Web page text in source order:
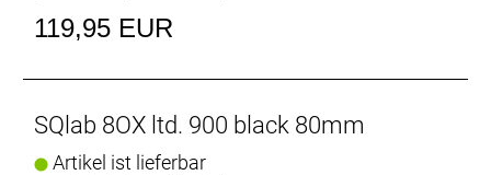
119,95 EUR
SQlab 8OX ltd. 900 black 80mm
Artikel ist lieferbar